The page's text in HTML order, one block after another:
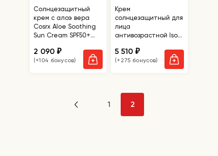
Солнцезащитный
крем с алоэ вера
Cosrx Aloe Soothing
Sun Cream SPF50+
2 090₽
(+104 бонусов)
Крем
солнцезащитный для
лица
антивозрастной Isov
SPF50/PA++++
5 510₽
(+275 бонусов)
1 2